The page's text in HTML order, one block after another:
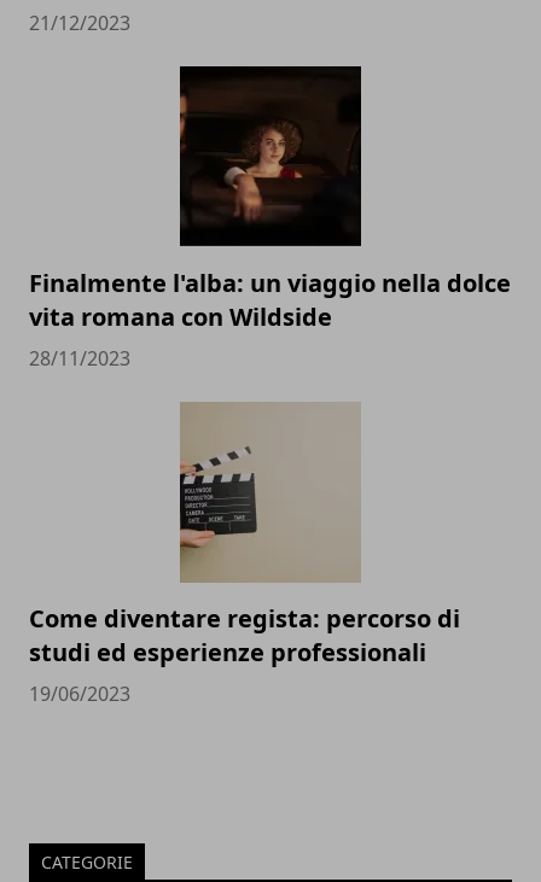
21/12/2023
Finalmente l'alba: un viaggio nella dolce
vita romana con Wildside
28/11/2023
Come diventare regista: percorso di
studi ed esperienze professionali
19/06/2023
CATEGORIE